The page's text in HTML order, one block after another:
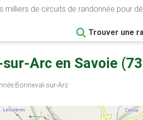
milliers de circuits de randonnée pour
Trouver une
Arc en Savoie
Bonneval-sur-Arc